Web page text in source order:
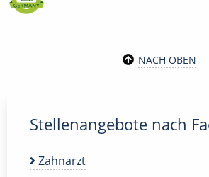
NACH OBEN
Stellenangebote nach
Zahnarzt